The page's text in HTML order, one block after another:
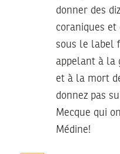
donner des
coraniques et
sous le label
appelant à la
et à la mort
donnez pas
Mecque qui
Médine!